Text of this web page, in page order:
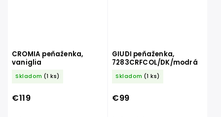
CROMIA peňaženka,
vaniglia
Skladom (1 ks)
€119
GIUDI peňaženka,
7283CRFCOL/DK/modrá
Skladom (1 ks)
€99